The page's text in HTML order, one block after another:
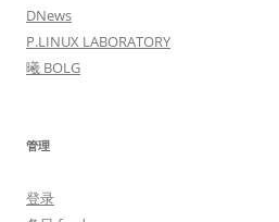
DNews
P.LINUX LABORATORY
曦 BOLG
管理
登录